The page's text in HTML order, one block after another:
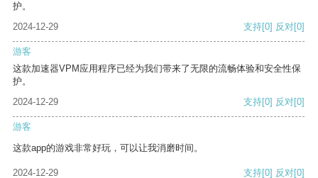
护。
2024-12-29
支持[0] 反对[0]
游客
这款加速器VPM应用程序已经为我们带来了无限的流畅体验和安全性保
护。
2024-12-29
支持[0] 反对[0]
游客
这款app的游戏非常好玩，可以让我消磨时间。
2024-12-29 支持[0] 反对[0]